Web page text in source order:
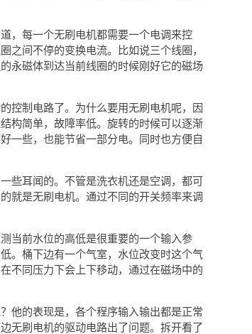
，每一个无刷电机都需要一个电调来控
间不停的变换电流。比如说三个线圈，
永磁体到达当前线圈的时候刚好它的磁场
控制电路了。为什么要用无刷电机呢，因
构简单，故障率低。旋转的时候可以逐渐
一些，也能节省一部分电。同时也方便自
些耳闻的。不管是洗衣机还是空调，都可
就是无刷电机。通过不同的开关频率来调
当前水位的高低是很重要的一个输入参
。桶下边有一个气室，水位改变时这个气
不同压力下会上下移动，通过在磁场中的
他的表现是，各个程序输入输出都是正常
无刷电机的驱动电路出了问题。拆开看了